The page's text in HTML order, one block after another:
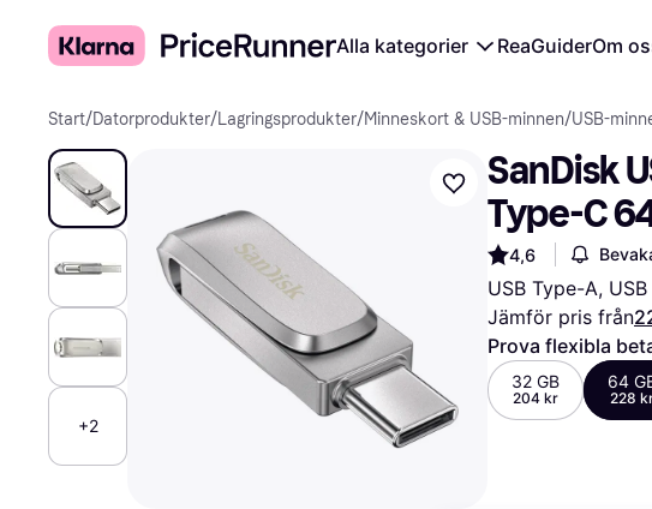
Alla kategorier ReaGuiderOm
Start/Datorprodukter/Lagringsprodukter/Minneskort & USB-minnen/USB-
+2
SanDisk
Type-C
4,6
USB Type-A,
Jämför pris från
Prova flexibla
32 GB
204 kr
64
228